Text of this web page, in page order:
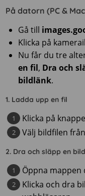
På datorn (PC &
Gå till
Klicka på
Nu får du tre
en fil, Dra och
bildlänk.
1. Ladda upp en fil
Klicka på
Välj bildfilen
2. Dra och släpp en bild
Öppna
Klicka och dra